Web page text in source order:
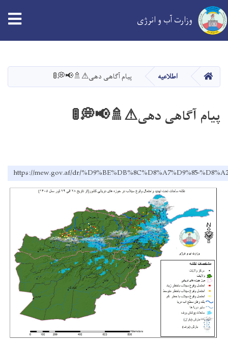
main
content
وزارت آب و انرژی
خانه اطلاعیه پیام آگاهی دهی⚠🚿📢💭🚦
پیام آگاهی دهی⚠🚿📢💭🚦
https://mew.gov.af/dr/%D9%BE%DB%8C%D8%A7%D9%85-